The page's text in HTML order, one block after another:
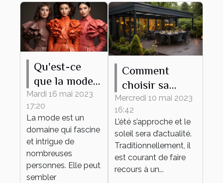
Qu'est-ce
que la mode
apporte ?
Mardi 16 mai 2023
17:20
La mode est un
domaine qui fascine
et intrigue de
nombreuses
personnes. Elle peut
sembler
Comment
choisir sa
pergola
bioclimatique ?
Mercredi 10 mai 2023
16:42
L’été s’approche et le
soleil sera d’actualité.
Traditionnellement, il
est courant de faire
recours à un...